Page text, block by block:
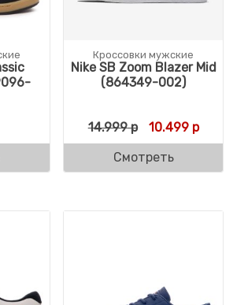
Кроссовки мужские
Nike SB Zoom Blazer Mid
(864349-002)
14.999р 10.499р
Смотреть